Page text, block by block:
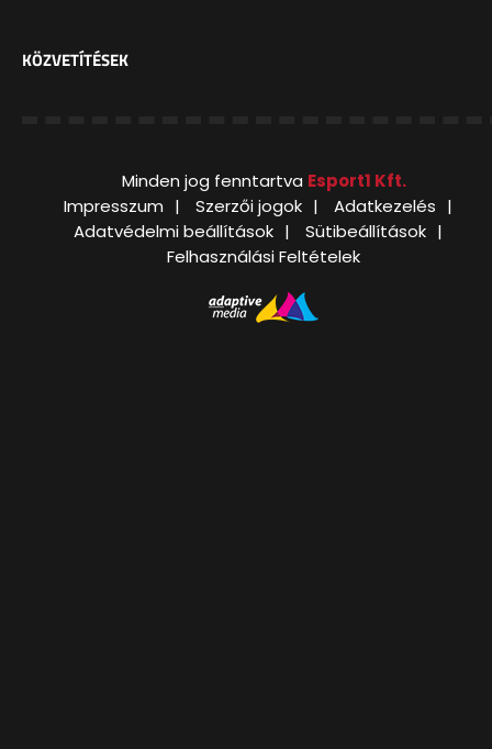
KÖZVETÍTÉSEK
Minden jog fenntartva Esport1 Kft.
Impresszum
Szerzői jogok
Adatkezelés
Adatvédelmi beállítások
Sütibeállítások
Felhasználási Feltételek